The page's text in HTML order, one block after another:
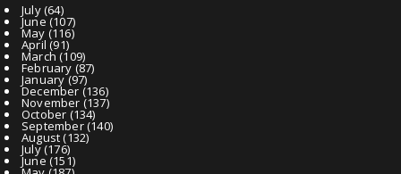
July(64)
June(107)
May (116)
April (91)
March (109)
February (87)
January(97)
December (136)
November (137)
October (134)
September(140)
August(132)
July(176)
June(151)